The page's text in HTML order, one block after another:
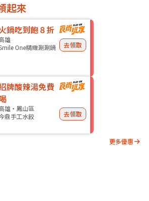
起來
鍋吃到飽８折
雄
One精緻涮涮鍋
去領取
牌酸辣湯免費
雄・鳳山區
鼎手工水餃
去領取
更多優惠